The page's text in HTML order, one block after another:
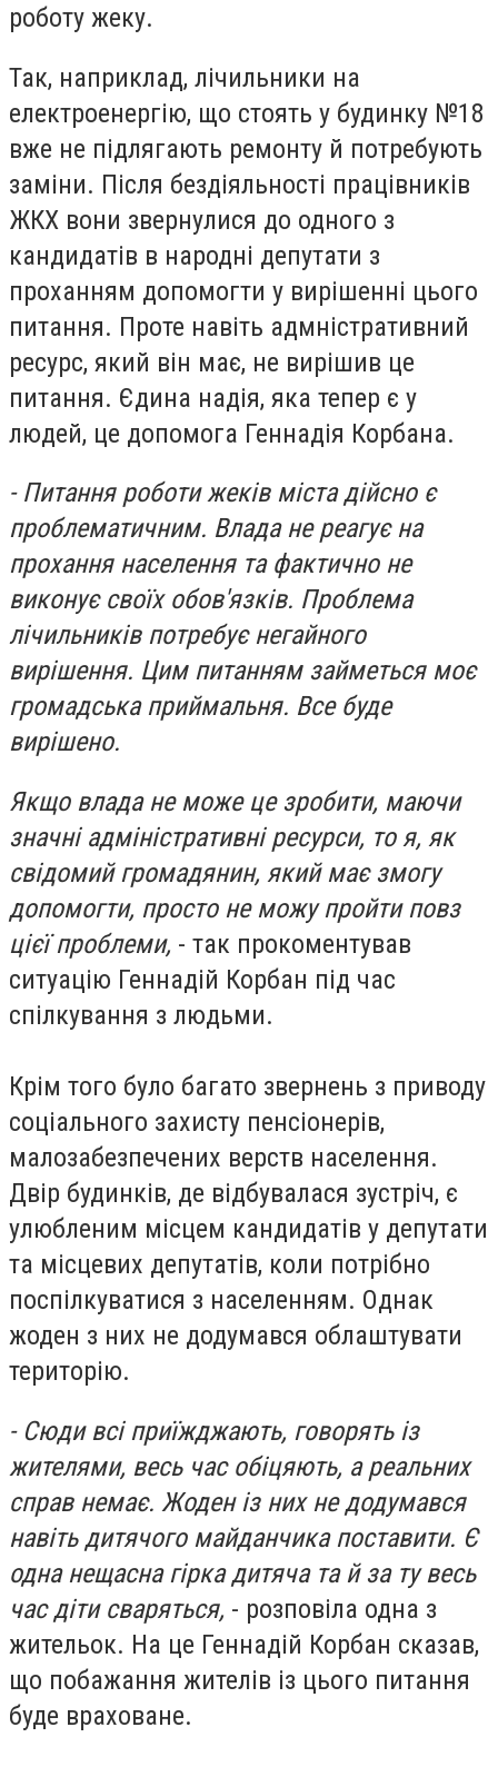
роботу жеку.
Так, наприклад, лічильники на
електроенергію, що стоять у будинку №18
вже не підлягають ремонту й потребують
заміни. Після бездіяльності працівників
ЖКХ вони звернулися до одного з
кандидатів в народні депутати з
проханням допомогти у вирішенні цього
питання. Проте навіть адмністративний
ресурс, який він має, не вирішив це
питання. Єдина надія, яка тепер є у
людей, це допомога Геннадія Корбана.
- Питання роботи жеків міста дійсно є
проблематичним. Влада не реагує на
прохання населення та фактично не
виконує своїх обов′язків. Проблема
лічильників потребує негайного
вирішення. Цим питанням займеться моє
громадська приймальня. Все буде
вирішено.
Якщо влада не може це зробити, маючи
значні адміністративні ресурси, то я, як
свідомий громадянин, який має змогу
допомогти, просто не можу пройти повз
цієї проблеми, - так прокоментував
ситуацію Геннадій Корбан під час
спілкування з людьми.
Крім того було багато звернень з приводу
соціального захисту пенсіонерів,
малозабезпечених верств населення.
Двір будинків, де відбувалася зустріч, є
улюбленим місцем кандидатів у депутати
та місцевих депутатів, коли потрібно
поспілкуватися з населенням. Однак
жоден з них не додумався облаштувати
територію.
- Сюди всі приїжджають, говорять із
жителями, весь час обіцяють, а реальних
справ немає. Жоден із них не додумався
навіть дитячого майданчика поставити. Є
одна нещасна гірка дитяча та й за ту весь
час діти сваряться, - розповіла одна з
жительок. На це Геннадій Корбан сказав,
що побажання жителів із цього питання
буде враховане.